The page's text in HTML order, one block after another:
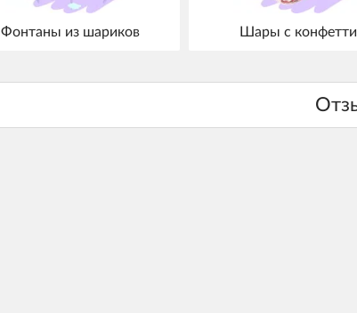
Фонтаны из шариков Шары с конфетти